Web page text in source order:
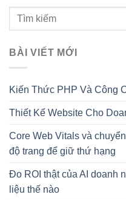
BÀI VIẾT MỚI
Kiến Thức PHP Và Công
Thiết Kế Website Cho
Core Web Vitals và
độ trang để giữ thứ hạng
Đo ROI thật của AI doanh
liệu thế nào